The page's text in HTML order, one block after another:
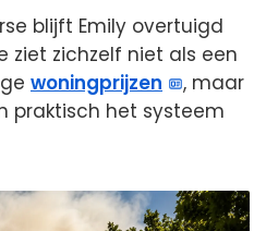
blijft Emily overtuigd
ziet zichzelf niet als een
woningprijzen
, maar
praktisch het systeem